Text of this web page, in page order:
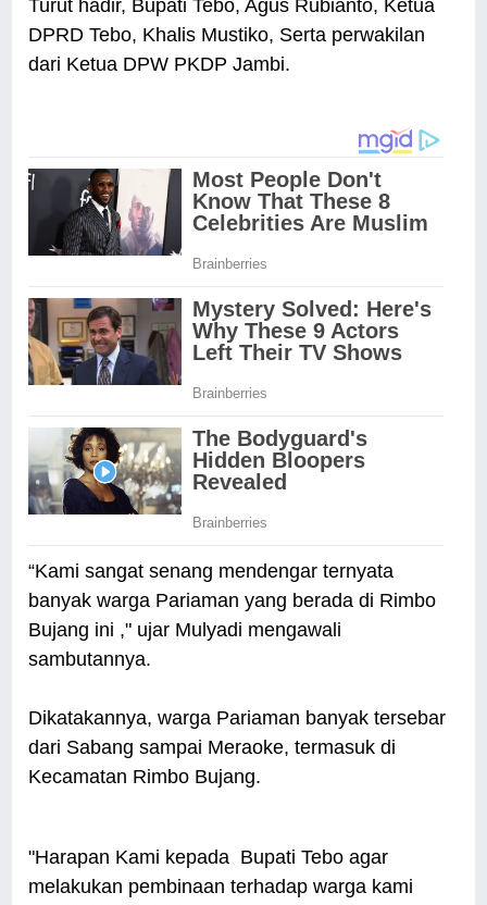
Turut hadir, Bupati Tebo, Agus Rubianto, Ketua
DPRD Tebo, Khalis Mustiko, Serta perwakilan
dari Ketua DPW PKDP Jambi.
“Kami sangat senang mendengar ternyata
banyak warga Pariaman yang berada di Rimbo
Bujang ini ," ujar Mulyadi mengawali
sambutannya.
Dikatakannya, warga Pariaman banyak tersebar
dari Sabang sampai Meraoke, termasuk di
Kecamatan Rimbo Bujang.
"Harapan Kami kepada Bupati Tebo agar
melakukan pembinaan terhadap warga kami